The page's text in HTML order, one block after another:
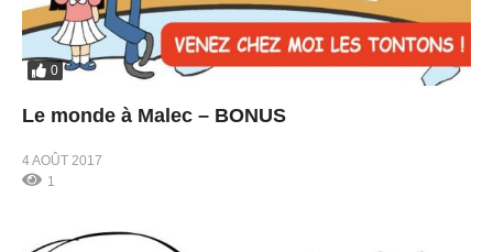
0
Le monde à Malec – BONUS
4 AOÛT 2017
1